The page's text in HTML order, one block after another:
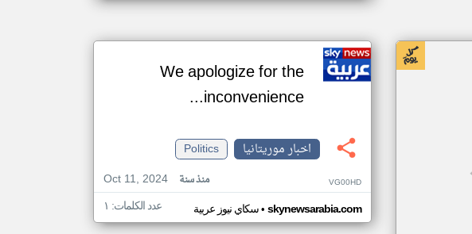
We apologize for the
inconvenience...
اخبار موريتانيا
Politics
Oct 11, 2024
منذ سنة VG00HD
سكاي نيوز عربية• skynewsarabia.com عدد الكلمات: ١